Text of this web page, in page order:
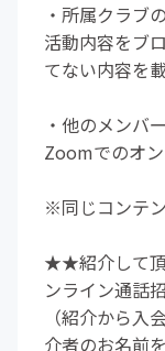
・所属クラブ
活動内容をブ
てない内容を
・他のメンバ
Zoomでのオン
※同じコンテ
★★紹介して頂
ンライン通話
（紹介から入
介者のお名前